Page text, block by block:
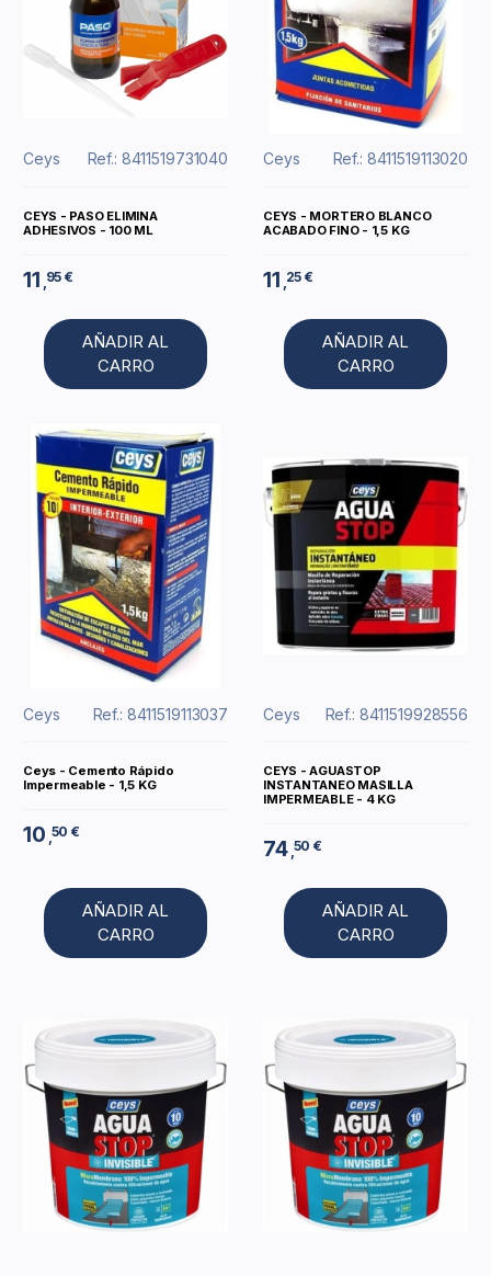
Ceys Ref.: 8411519731040
CEYS - PASO ELIMINA
ADHESIVOS - 100 ML
11 95 €
AÑADIR AL
CARRO
Ceys Ref.: 8411519113020
CEYS - MORTERO BLANCO
ACABADO FINO - 1,5 KG
11 25 €
AÑADIR AL
CARRO
Ceys Ref.: 8411519113037
Ceys - Cemento Rápido
Impermeable - 1,5 KG
10 ,50 €
AÑADIR AL
CARRO
Ceys Ref.: 8411519928556
CEYS - AGUASTOP
INSTANTANEO MASILLA
IMPERMEABLE - 4 KG
74 ,50 €
AÑADIR AL
CARRO